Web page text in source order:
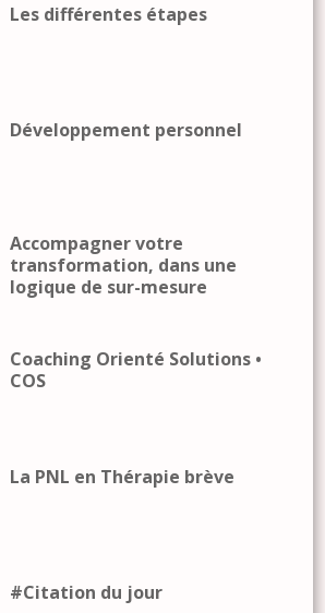
Les différentes étapes
Développement personnel
Accompagner votre
transformation, dans une
logique de sur-mesure
Coaching Orienté Solutions •
COS
La PNL en Thérapie brève
#Citation du jour